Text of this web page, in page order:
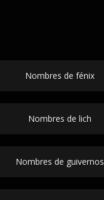
Nombres de fénix
Nombres de lich
Nombres de guivernos